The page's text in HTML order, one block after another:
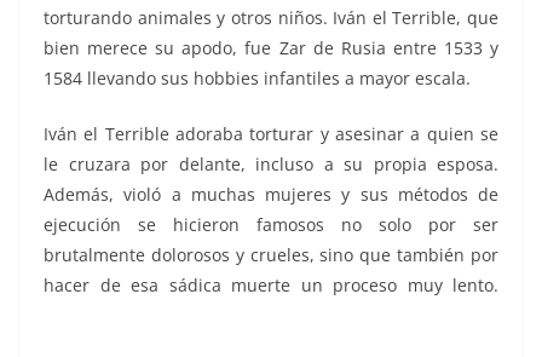
torturando animales y otros niños. Iván el Terrible, que
bien merece su apodo, fue Zar de Rusia entre 1533 y
1584 llevando sus hobbies infantiles a mayor escala.
Iván el Terrible adoraba torturar y asesinar a quien se
le cruzara por delante, incluso a su propia esposa.
Además, violó a muchas mujeres y sus métodos de
ejecución se hicieron famosos no solo por ser
brutalmente dolorosos y crueles, sino que también por
hacer de esa sádica muerte un proceso muy lento.